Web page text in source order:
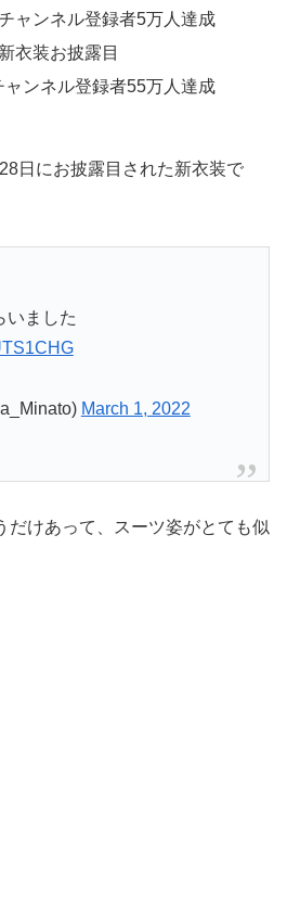
ャンネル登録者5万人達成
衣装お披露目
ンネル登録者55万人達成
日にお披露目された新衣装で
いました
March 1, 2022
だけあって、スーツ姿がとても似